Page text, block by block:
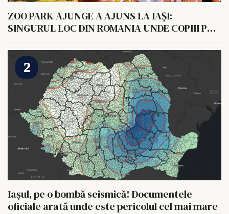
ZOO PARK AJUNGE A AJUNS LA IAȘI:
SINGURUL LOC DIN ROMANIA UNDE COPIII POT
HRANI UN ELEFANT
Iașul, pe o bombă seismică! Documentele
oficiale arată unde este pericolul cel mai mare